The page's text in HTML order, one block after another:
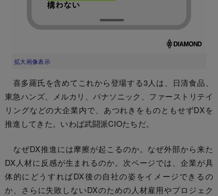
拡大画像表示
喜多羅氏を含めてこれから登場する3人は、日清食品、
東急ハンズ、メルカリ、パナソニック、ファーストリテイ
リングなどの大企業内で、あつれきをものともせずDXを
推進してきた。いわば武闘派CIOたちだ。
なぜDX推進には摩擦が起こるのか。なぜ外部から来た
DX人材に反感が生まれるのか。次ページでは、企業が具
体的にどうすればDX後の自社の姿をイメージできるの
か、さらに失敗しないDXのための人材雇用やプロジェク